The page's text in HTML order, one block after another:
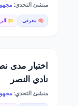
منشئ التحدي:
🧠 معرفي 📁
اختبار مدى
نادي النصر
منشئ التحدي: